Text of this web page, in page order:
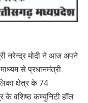
नरेन्द्र मोदी ने आज अपने
से प्रधानमंत्री
क्षेत्र के 74
के वशिष्ठ कम्युनिटी हॉल